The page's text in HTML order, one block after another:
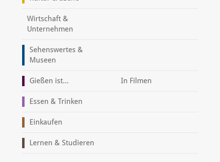
Wirtschaft &
Unternehmen
Sehenswertes &
Museen
Gießen ist... In Filmen
Essen & Trinken
Einkaufen
Lernen & Studieren